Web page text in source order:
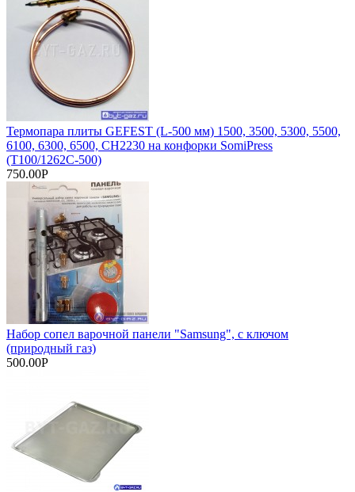
Термопара плиты GEFEST (L-500 мм) 1500, 3500, 5300, 5500,
6100, 6300, 6500, CH2230 на конфорки SomiPress
(Т100/1262С-500)
750.00Р
Набор сопел варочной панели "Samsung", с ключом
(природный газ)
500.00Р